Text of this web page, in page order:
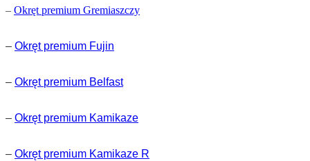
– Okręt premium Gremiaszczy
– Okrętpremium Fujin
– Okręt premium Belfast
– Okrętpremium Kamikaze
– Okrętpremium Kamikaze R